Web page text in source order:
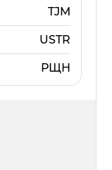
TJM
USTR
РЩН